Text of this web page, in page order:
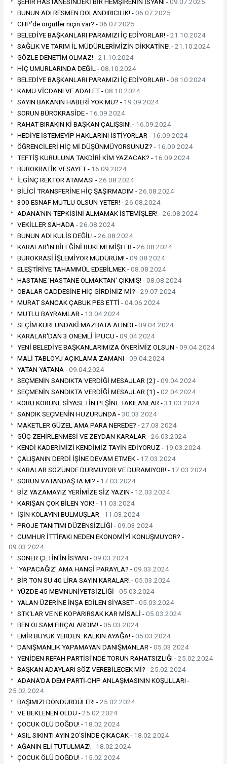
ŞEHİR HASTANESİNDEKİ BİR HEMŞİRENİN İSYANI -09.07.2025
BUNUN ADI RESMEN DOLANDIRICILIK! -06.07.2025
CHP’de örgütler niçin var? -06.07.2025
BELEDİYE BAŞKANLARI PARAMIZI İÇ EDİYORLAR! -21.10.2024
SAĞLIK VE TARIM İL MÜDÜRLERİMİZİN DİKKATİNE! -21.10.2024
GÖZLE DENETİM OLMAZ! -21.10.2024
HİÇ UMURLARINDA DEĞİL -08.10.2024
BELEDİYE BAŞKANLARI PARAMIZI İÇ EDİYORLAR! -08.10.2024
KAMU VİCDANI VE ADALET -08.10.2024
SAYIN BAKANIN HABERİ YOK MU? - 19.09.2024
SORUN BÜROKRASİDE - 16.09.2024
RAHAT BIRAKIN Kİ BAŞKAN ÇALIŞSIN! - 16.09.2024
HEDİYE İSTEMEYİP HAKLARINI İSTİYORLAR - 16.09.2024
ÖĞRENCİLERİ HİÇ Mİ DÜŞÜNMÜYORSUNUZ? - 16.09.2024
TEFTİŞ KURULUNA TAKDİRİ KİM YAZACAK? - 16.09.2024
BÜROKRATİK VESAYET - 16.09.2024
İLGİNÇ REKTÖR ATAMASI -26.08.2024
BİLİCİ TRANSFERİNE HİÇ ŞAŞIRMADIM -26.08.2024
300 ESNAF MUTLU OLSUN YETER! -26.08.2024
ADANA'NIN TEPKİSİNİ ALMAMAK İSTEMİŞLER! -26.08.2024
VEKİLLER SAHADA -26.08.2024
BUNUN ADI KULİS DEĞİL! -26.08.2024
KARALAR'IN BİLEĞİNİ BÜKEMEMİŞLER -26.08.2024
BÜROKRASİ İŞLEMİYOR MÜDÜRÜM! -09.08.2024
ELEŞTİRİYE TAHAMMÜL EDEBİLMEK -08.08.2024
HASTANE 'HASTANE OLMAKTAN' ÇIKMIŞ! -08.08.2024
OBALAR CADDESİNE HİÇ GİRDİNİZ Mİ? -29.07.2024
MURAT SANCAK ÇABUK PES ETTİ -04.06.2024
MUTLU BAYRAMLAR - 13.04.2024
SEÇİM KURLUNDAKİ MAZBATA ALINDI -09.04.2024
KARALAR'DAN 3 ÖNEMLİ İPUCU -09.04.2024
YENİ BELEDİYE BAŞKANLARIMIZA ÖNERİMİZ OLSUN -09.04.2024
MALİ TABLOYU AÇIKLAMA ZAMANI -09.04.2024
YATAN YATANA -09.04.2024
SEÇMENİN SANDIKTA VERDİĞİ MESAJLAR (2) -09.04.2024
SEÇMENİN SANDIKTA VERDİĞİ MESAJLAR (1) -02.04.2024
KÖRÜ KÖRÜNE SİYASETİN PEŞİNE TAKILANLAR -31.03.2024
SANDIK SEÇMENİN HUZURUNDA -30.03.2024
MAKETLER GÜZEL AMA PARA NEREDE? -27.03.2024
GÜÇ ZEHİRLENMESİ VE ZEYDAN KARALAR -26.03.2024
KENDİ KADERİMİZİ KENDİMİZ TAYİN EDİYORUZ - 19.03.2024
ÇALIŞANIN DERDİ İŞİNE DEVAM ETMEK - 17.03.2024
KARALAR SÖZÜNDE DURMUYOR VE DURAMIYOR! - 17.03.2024
SORUN VATANDAŞTA MI? - 17.03.2024
BİZ YAZAMAYIZ YERİMİZE SİZ YAZIN - 12.03.2024
KARIŞAN ÇOK BİLEN YOK! - 11.03.2024
İŞİN KOLAYINI BULMUŞLAR - 11.03.2024
PROJE TANITIMI DÜZENSİZLİĞİ -09.03.2024
CUMHUR İTTİFAKI NEDEN EKONOMİYİ KONUŞMUYOR? -
09.03.2024
SONER ÇETİN'İN İSYANI -09.03.2024
'YAPACAĞIZ' AMA HANGİ PARAYLA? -09.03.2024
BİR TON SU 40 LİRA SAYIN KARALAR! -05.03.2024
YÜZDE 45 MEMNUNİYETSİZLİĞİ -05.03.2024
YALAN ÜZERİNE İNŞA EDİLEN SİYASET -05.03.2024
STK'LAR VE NE KOPARIRSAK KAR MİSALİ -05.03.2024
BEN OLSAM FIRÇALARDIM! -05.03.2024
EMİR BÜYÜK YERDEN: KALKIN AYAĞA! -05.03.2024
DANIŞMANLIK YAPAMAYAN DANIŞMANLAR -05.03.2024
YENİDEN REFAH PARTİSİ'NDE TORUN RAHATSIZLIĞI -25.02.2024
BAŞKAN ADAYLARI SÖZ VEREBİLECEK Mİ? -25.02.2024
ADANA'DA DEM PARTİ-CHP ANLAŞMASININ KOŞULLARI -
25.02.2024
BAŞIMIZI DÖNDÜRDÜLER! -25.02.2024
VE BEKLENEN OLDU -25.02.2024
ÇOCUK ÖLÜ DOĞDU! - 18.02.2024
ASIL SIKINTI AYIN 20'SİNDE ÇIKACAK - 18.02.2024
AĞANIN ELİ TUTULMAZ! - 18.02.2024
ÇOCUK ÖLÜ DOĞDU! - 15.02.2024